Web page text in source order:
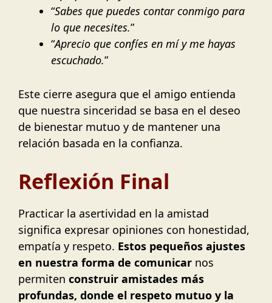
“Sabes que puedes contar conmigo para
lo que necesites.”
“Aprecio que confíes en mí y me hayas
escuchado.”
Este cierre asegura que el amigo entienda
que nuestra sinceridad se basa en el deseo
de bienestar mutuo y de mantener una
relación basada en la confianza.
Reflexión Final
Practicar la asertividad en la amistad
significa expresar opiniones con honestidad,
empatía y respeto. Estos pequeños ajustes
en nuestra forma de comunicar nos
permiten construir amistades más
profundas, donde el respeto mutuo y la